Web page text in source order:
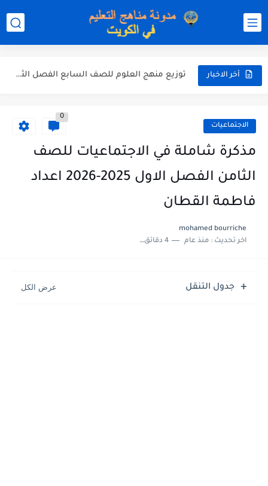
أخر الاخبار
مذكرة التغذية في النباتات أحياء الصف الحادي عشر العلمي الفصل...
توزيع منهج العلوم للصف السابع الفصل الثاني 2025-2026
الاجتماعيات
0
مذكرة شاملة في الاجتماعيات للصف
الثامن الفصل الاول 2025-2026 اعداد
فاطمة القطان
mohamed bourriche
اخر تحديث :منذ عام 4 دقائق للقراءة
جدول التنقل